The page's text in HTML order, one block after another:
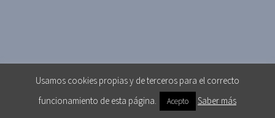
Usamos cookies propias y de terceros para el correcto
funcionamiento de esta página.
Acepto Saber más